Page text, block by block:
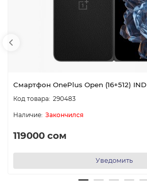
Смартфон OnePlus Open (16+512) IND
290483
Закончился
119000 сом
Уведомить